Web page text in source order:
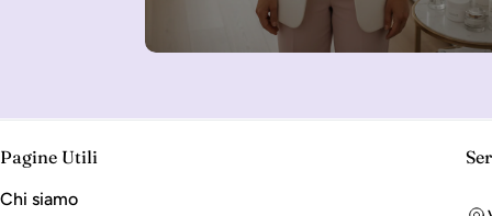
Pagine Utili
Chi siamo